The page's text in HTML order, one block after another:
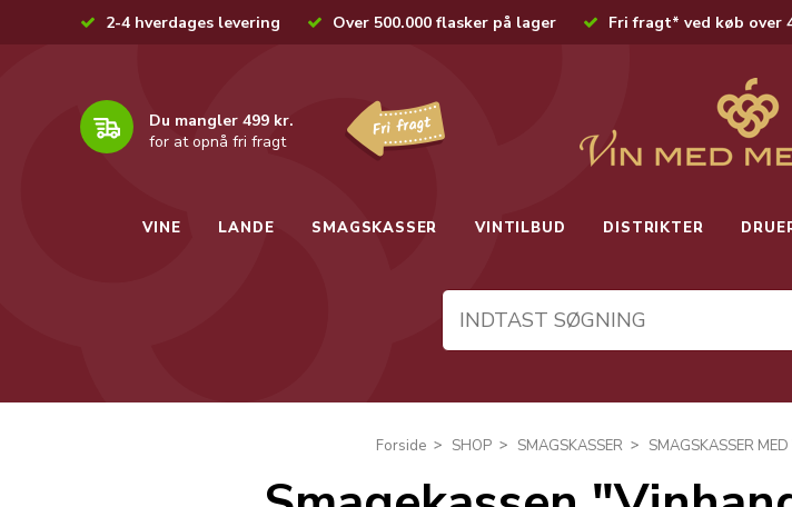
2-4 hverdages levering Over 500.000 flasker på lager Fri fragt* ved køb over
Du mangler 499 kr.
for at opnå fri fragt
VINE LANDE SMAGSKASSER VINTILBUD DISTRIKTER
Forside SHOP SMAGSKASSER SMAGSKASSER MED